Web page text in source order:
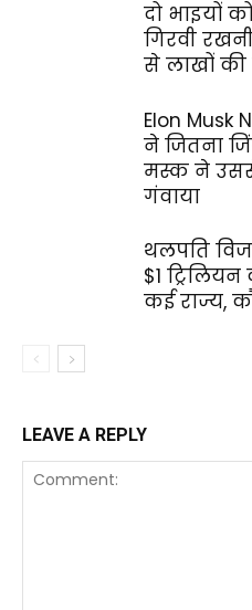
दो भाइयों
गिरवी
से लाखों
Elon Musk
ने जितना
मस्क ने
गंवाया
थलपति
$1
कई राज्य,
LEAVE A REPLY